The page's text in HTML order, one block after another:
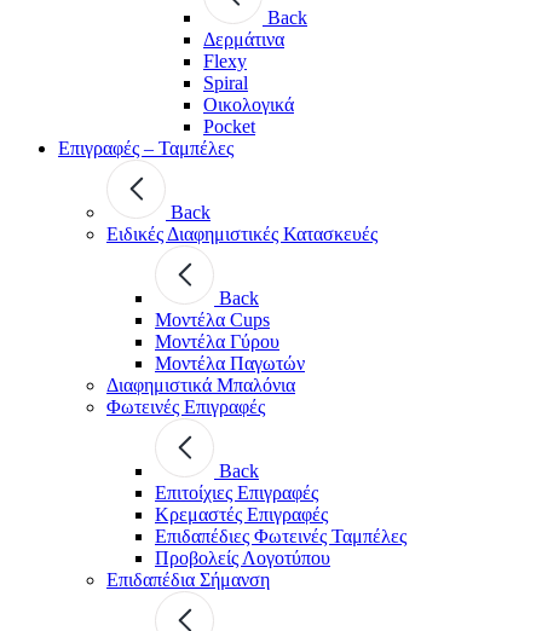
Back
Δερμάτινα
Flexy
Spiral
Οικολογικά
Pocket
Επιγραφές – Ταμπέλες
Back
Ειδικές Διαφημιστικές Κατασκευές
Back
Μοντέλα Cups
Μοντέλα Γύρου
Μοντέλα Παγωτών
Διαφημιστικά Μπαλόνια
Φωτεινές Επιγραφές
Back
Επιτοίχιες Επιγραφές
Κρεμαστές Επιγραφές
Επιδαπέδιες Φωτεινές Ταμπέλες
Προβολείς Λογοτύπου
Επιδαπέδια Σήμανση